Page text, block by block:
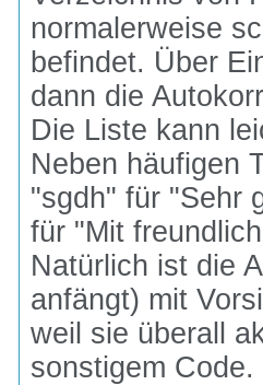
normalerweise
befindet. Über
dann die
Die Liste kann
Neben häufigen
"sgdh" für "Sehr
für "Mit
Natürlich ist die
anfängt) mit
weil sie überall
sonstigem Code.